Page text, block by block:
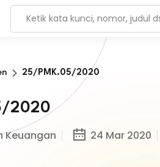
25/PMK.05/2020
2020
Keuangan 24 Mar 2020